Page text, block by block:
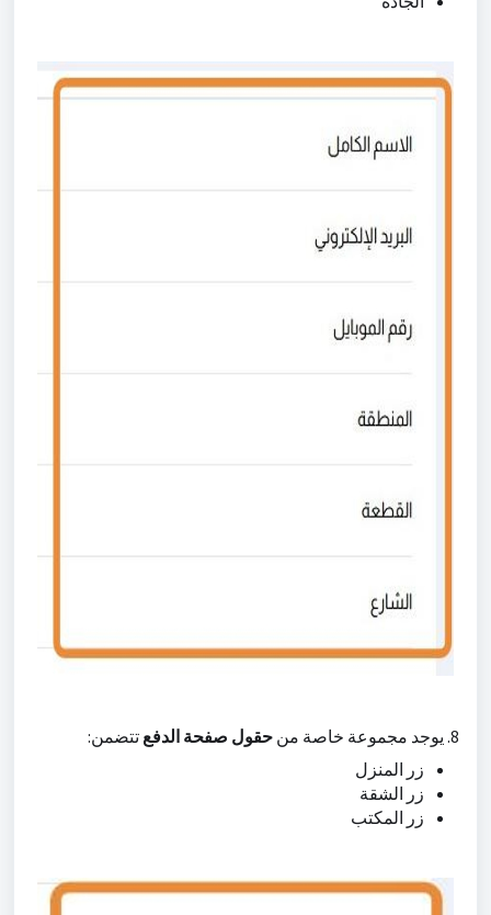
8. يوجد مجموعة خاصة من حقول صفحة الدفع تتضمن:
زر المنزل
زر الشقة
زر المكتب